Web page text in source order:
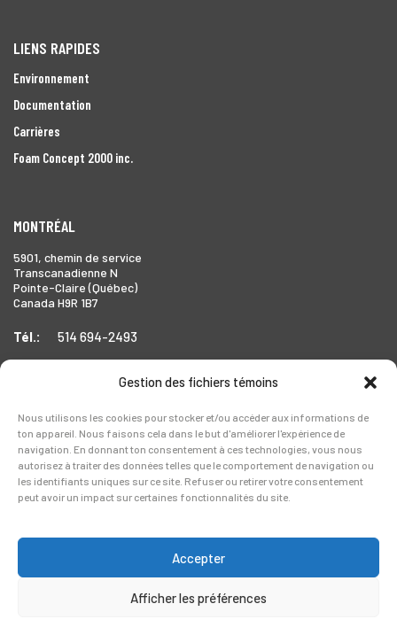
Gestion des fichiers témoins
Nous utilisons les cookies pour stocker et/ou accéder aux informations de
ton appareil. Nous faisons cela dans le but d'améliorer l'expérience de
navigation. En donnant ton consentement à ces technologies, vous nous
autorisez à traiter des données telles que le comportement de navigation ou
les identifiants uniques sur ce site. Refuser ou retirer votre consentement
peut avoir un impact sur certaines fonctionnalités du site.
Accepter
Afficher les préférences
LIENS RAPIDES
Environnement
Documentation
Carrières
Foam Concept 2000 inc.
MONTRÉAL
5901, chemin de service
Transcanadienne N
Pointe-Claire (Québec)
Canada H9R 1B7
Tél.: 514 694-2493
1999 Forbes Street,
Whitby (Ontario),
Canada L1N 7V4
Tél.: 905-728-0072